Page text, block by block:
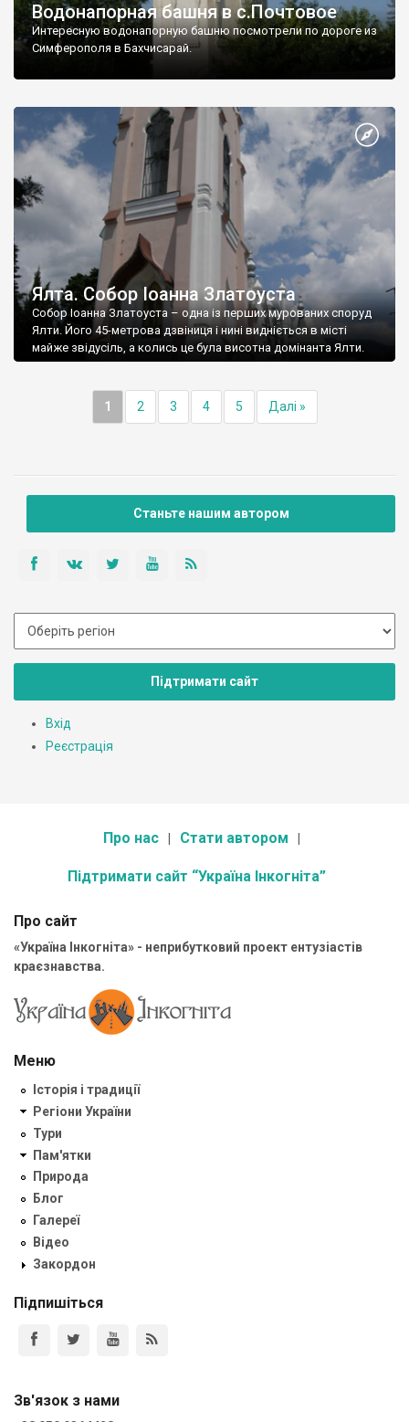
Водонапорная башня в с.Почтовое
Интересную водонапорную башню посмотрели по дороге из
Симферополя в Бахчисарай.
Ялта. Собор Іоанна Златоуста
Собор Іоанна Златоуста – одна із перших мурованих споруд
Ялти. Його 45-метрова дзвіниця і нині видніється в місті
майже звідусіль, а колись це була висотна домінанта Ялти.
1 2 3 4 5 Далі »
Станьте нашим автором
Підтримати сайт
Вхід
Реєстрація
Про нас Стати автором
Підтримати сайт “Україна Інкогніта”
Про сайт
«Україна Інкогніта» - неприбутковий проект ентузіастів
краєзнавства.
Меню
Історія і традиції
Регіони України
Тури
Пам'ятки
Природа
Блог
Галереї
Відео
Закордон
Підпишіться
Зв'язок з нами